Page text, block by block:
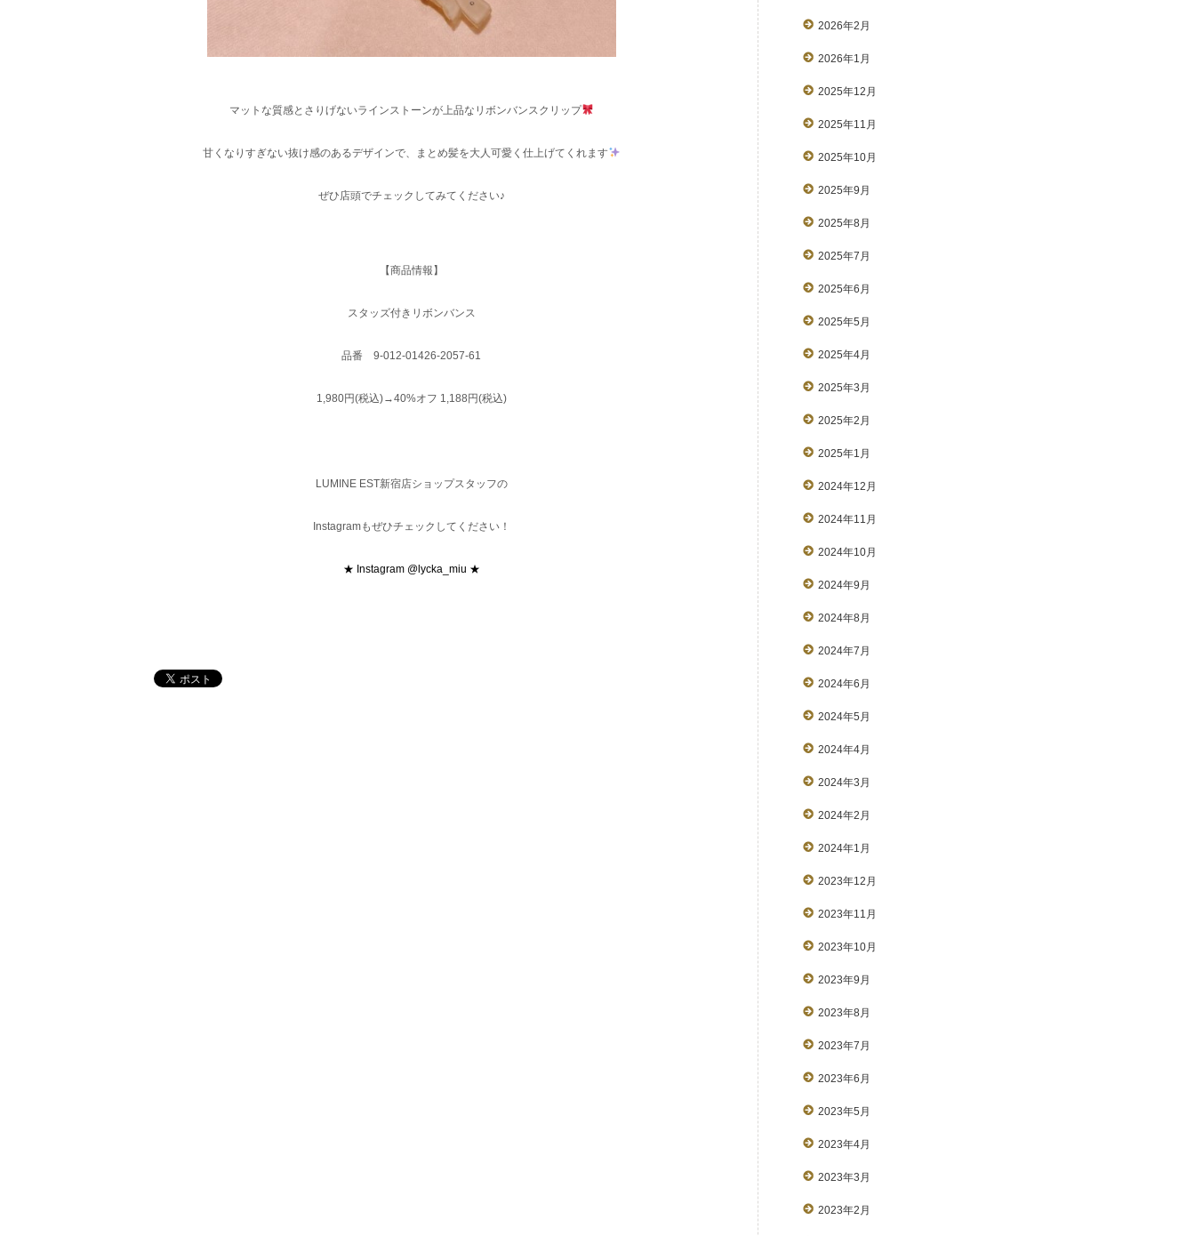
マットな質感とさりげないラインストーンが上品なリボンバンスクリップ
甘くなりすぎない抜け感のあるデザインで、まとめ髪を大人可愛く仕上げてくれます
ぜひ店頭でチェックしてみてください♪
【商品情報】
スタッズ付きリボンバンス
品番 9-012-01426-2057-61
1,980円(税込)→40%オフ 1,188円(税込)
LUMINE EST新宿店ショップスタッフの
Instagramもぜひチェックしてください！
★ Instagram @lycka_miu ★
2026年2月
2026年1月
2025年12月
2025年11月
2025年10月
2025年9月
2025年8月
2025年7月
2025年6月
2025年5月
2025年4月
2025年3月
2025年2月
2025年1月
2024年12月
2024年11月
2024年10月
2024年9月
2024年8月
2024年7月
2024年6月
2024年5月
2024年4月
2024年3月
2024年2月
2024年1月
2023年12月
2023年11月
2023年10月
2023年9月
2023年8月
2023年7月
2023年6月
2023年5月
2023年4月
2023年3月
2023年2月